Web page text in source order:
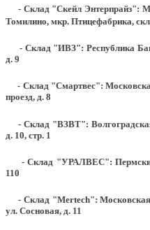
- Склад "Скейл Энтерпрайз":
Томилино, мкр. Птицефабрика,
- Склад "ИВЗ": Республика
д. 9
- Склад "Смартвес":
проезд, д. 8
- Склад "ВЗВТ": Волгоградская
д. 10, стр. 1
- Склад "УРАЛВЕС": Пермский
110
- Склад "Mertech": Московская
ул. Сосновая, д. 11